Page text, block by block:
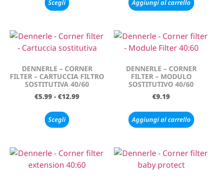
Scegli Aggiungi al carrello
DENNERLE – CORNER
FILTER – CARTUCCIA FILTRO
SOSTITUTIVA 40/60
€5.99 - €12.99
Scegli
DENNERLE – CORNER
FILTER – MODULO
SOSTITUTIVO 40/60
€9.19
Aggiungi al carrello